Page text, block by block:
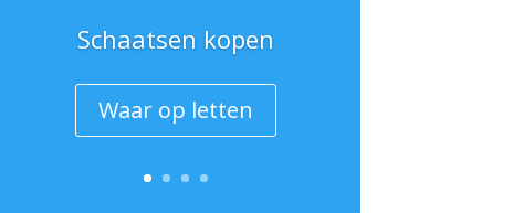
Schaatsen kopen
Waar op letten